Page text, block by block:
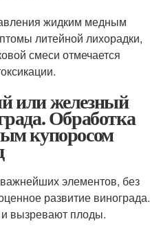
жидким медным
литейной лихорадки,
смеси отмечается
или железный
Обработка
купоросом
элементов, без
развитие винограда.
и вызревают плоды.